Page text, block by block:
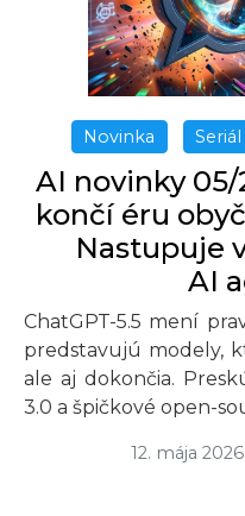
Novinka Seriál
AI novinky 05/
končí éru
Nastupuje
AI
ChatGPT-5.5 mení
predstavujú modely,
ale aj dokončia.
3.0 a špičkové open-
12. mája 2026